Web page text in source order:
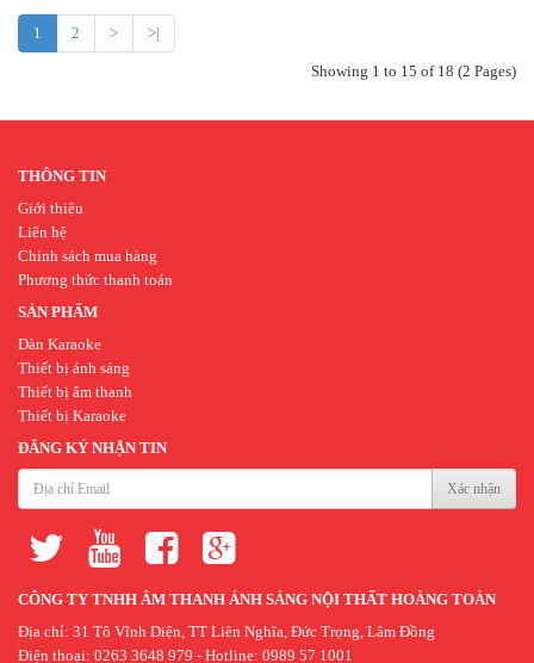
1 2 > >|
Showing 1 to 15 of 18 (2 Pages)
THÔNG TIN
Giới thiệu
Liên hệ
Chính sách mua hàng
Phương thức thanh toán
SẢN PHẨM
Dàn Karaoke
Thiết bị ánh sáng
Thiết bị âm thanh
Thiết bị Karaoke
ĐĂNG KÝ NHẬN TIN
Xác nhận
websitewebsiteứng
CÔNG TY TNHH ÂM THANH ÁNH SÁNG NỘI THẤT HOÀNG TOÀN
Địa chỉ: 31 Tô Vĩnh Diện, TT Liên Nghĩa, Đức Trọng, Lâm Đồng
Điện thoại: 0263 3648 979 - Hotline: 0989 57 1001